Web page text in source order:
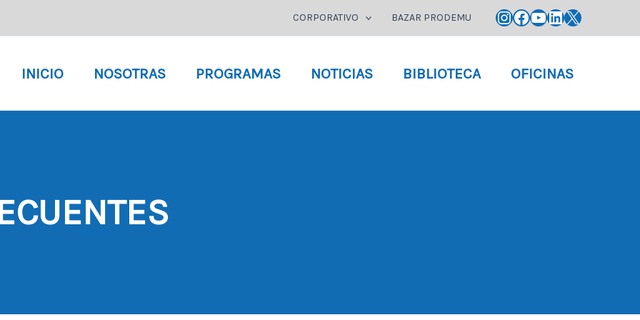
CORPORATIVO BAZAR PRODEMU Instagram
Facebook
YouTube
LinkedIn
X
INICIO NOSOTRAS PROGRAMAS NOTICIAS BIBLIOTECA OFICINAS